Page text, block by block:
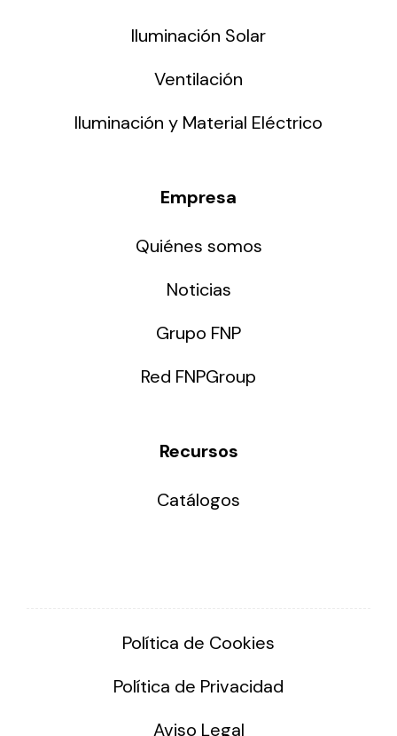
Iluminación Solar
Ventilación
Iluminación y Material Eléctrico
Empresa
Quiénes somos
Noticias
Grupo FNP
Red FNPGroup
Recursos
Catálogos
Política de Cookies
Política de Privacidad
Aviso Legal